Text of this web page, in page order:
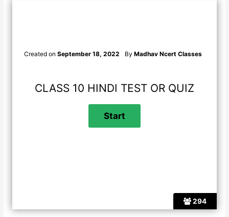
294
Created on September 18, 2022 By Madhav Ncert Classes
CLASS 10 HINDI TEST OR QUIZ